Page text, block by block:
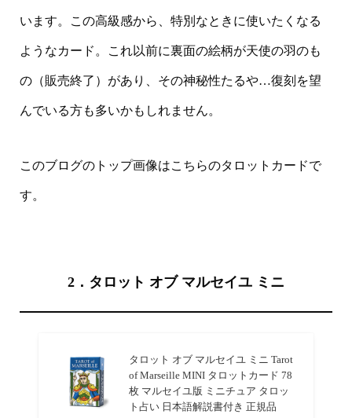
います。この高級感から、特別なときに使いたくなる
ようなカード。これ以前に裏面の絵柄が天使の羽のも
の（販売終了）があり、その神秘性たるや…復刻を望
んでいる方も多いかもしれません。
このブログのトップ画像はこちらのタロットカードで
す。
2．タロット オブ マルセイユ ミニ
タロット オブ マルセイユ ミニ Tarot
of Marseille MINI タロットカード 78
枚 マルセイユ版 ミニチュア タロッ
ト占い 日本語解説書付き 正規品